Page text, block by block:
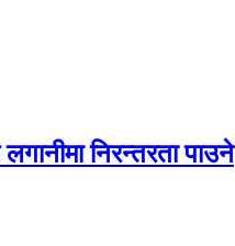
निरन्तरता पाउने